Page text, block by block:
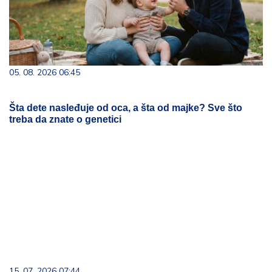
05. 08. 2026 06:45
Šta dete nasleđuje od oca, a šta od majke? Sve što
treba da znate o genetici